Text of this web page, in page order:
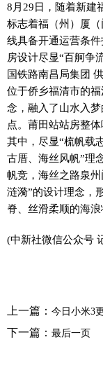
8月29日，随着新建
标志着福（州）厦
线具备开通运营条
房设计尽显“百舸争
国铁路南昌局集团
位于侨乡福清市的
念，融入了山水入
点。莆田站站房整
其中，尽显“梳帆载
古厝、海丝风帆”理
帆竞，海丝之路泉
涟漪”的设计理念，
脊、丝滑柔顺的海浪
(中新社微信公众号
上一篇： 今日小米3
下一篇： 最后一页